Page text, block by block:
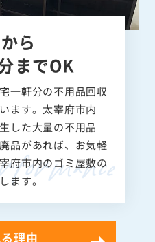
ら
までOK
一軒分の不用品回収
ます。太宰府市内
した大量の不用品
品があれば、お気軽
府市内のゴミ屋敷の
ます。
理由